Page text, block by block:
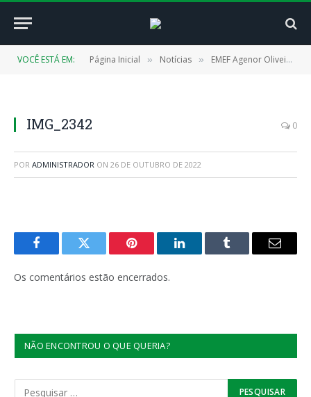
VOCÊ ESTÁ EM: Página Inicial » Notícias » EMEF Agenor Oliveira, no Encruzinho é reformada e reinaugurada pela Prefeitura de Cachoeira do Piriá
IMG_2342 0
POR ADMINISTRADOR ON 26 DE OUTUBRO DE 2022
FacebookTwitter Pinterest LinkedInTumblr
E-
Os comentários estão encerrados.
NÃO ENCONTROU O QUE QUERIA?